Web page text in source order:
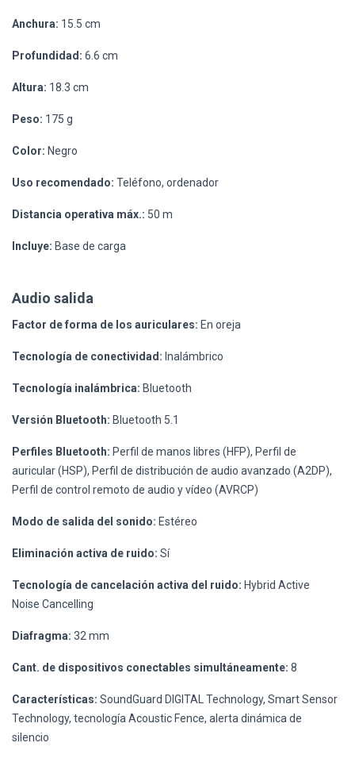
Anchura: 15.5 cm
Profundidad: 6.6 cm
Altura: 18.3 cm
Peso: 175 g
Color: Negro
Uso recomendado: Teléfono, ordenador
Distancia operativa máx.: 50 m
Incluye: Base de carga
Audio salida
Factor de forma de los auriculares: En oreja
Tecnología de conectividad: Inalámbrico
Tecnología inalámbrica: Bluetooth
Versión Bluetooth: Bluetooth 5.1
Perfiles Bluetooth: Perfil de manos libres (HFP), Perfil de
auricular (HSP), Perfil de distribución de audio avanzado (A2DP),
Perfil de control remoto de audio y vídeo (AVRCP)
Modo de salida del sonido: Estéreo
Eliminación activa de ruido: Sí
Tecnología de cancelación activa del ruido: Hybrid Active
Noise Cancelling
Diafragma: 32 mm
Cant. de dispositivos conectables simultáneamente: 8
Características: SoundGuard DIGITAL Technology, Smart Sensor
Technology, tecnología Acoustic Fence, alerta dinámica de
silencio